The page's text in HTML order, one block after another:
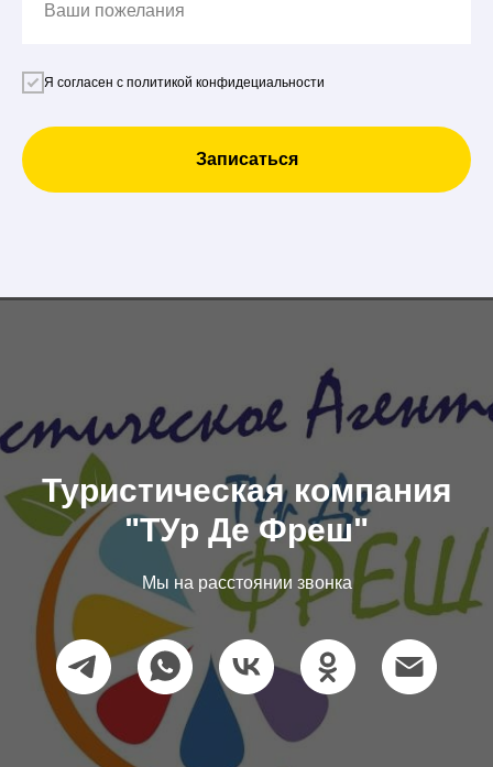
Ваши пожелания
Я согласен с политикой конфидециальности
Записаться
Туристическая компания
"ТУр Де Фреш"
Мы на расстоянии звонка